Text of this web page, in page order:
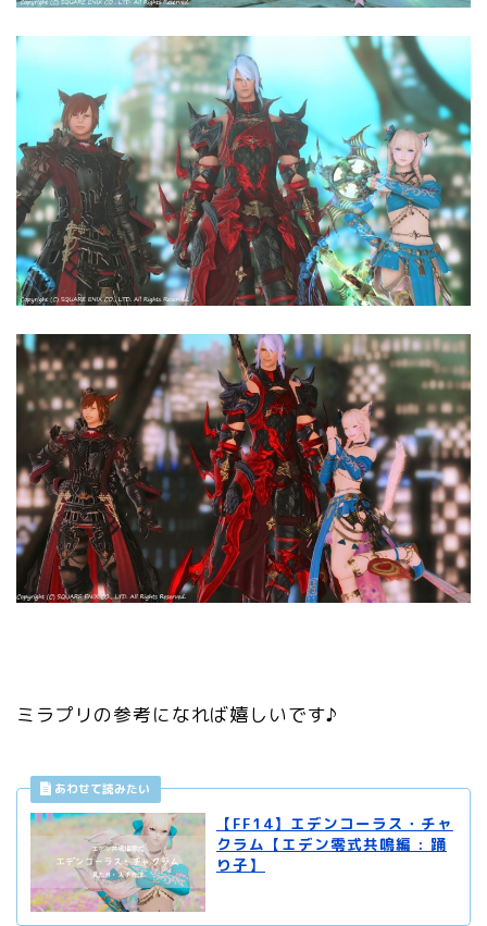
ミラプリの参考になれば嬉しいです♪
【FF14】エデンコーラス・チャ
クラム【エデン零式共鳴編 : 踊
り子】